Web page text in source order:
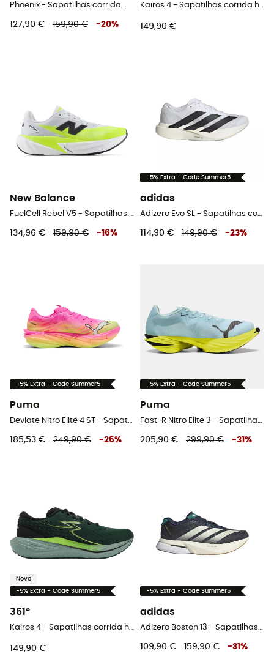
Phoenix - Sapatilhas corrida mulher
127,90 € 159,90 € -20%
Kairos 4 - Sapatilhas corrida homem
149,90 €
New Balance
FuelCell Rebel V5 - Sapatilhas corrida homem
134,96 € 159,90 € -16%
-5% Extra - Code Summer5
adidas
Adizero Evo SL - Sapatilhas corrida mulher
114,90 € 149,90 € -23%
-5% Extra - Code Summer5
Puma
Deviate Nitro Elite 4 ST - Sapatilhas corrida homem
185,53 € 249,90 € -26%
-5% Extra - Code Summer5
Puma
Fast-R Nitro Elite 3 - Sapatilhas corrida homem
205,90 € 299,90 € -31 %
Novo
-5% Extra - Code Summer5
361°
149,90 €
-5% Extra - Code Summer5
adidas
109,90 € 159,90 € -31 %